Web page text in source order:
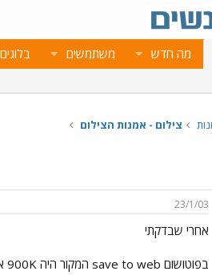
מה חדש משתמשים בלוגים
צילום - אמנות הצילום
23/1/03
אחרי שבדקתי
בפוטושום save to web המקור היה 900K איך זה יכול להיות אם שמור במחשב קובץ של 100 או 90K? טוב הנה התמונות של הבית בשיפוצים